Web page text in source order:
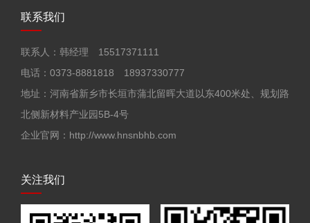
联系我们
联系人：韩经理 15517371111
电话：0373-8881818 18937330777
地址：河南省新乡市长垣市蒲北留晖大道以东400米处、规划路
北侧新材料产业园5B-4号
企业官网：http://www.hnsnbhb.com
关注我们